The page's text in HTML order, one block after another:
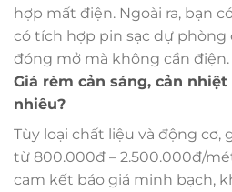
hợp mất điện. Ngoài ra, bạn
có tích hợp pin sạc dự phòng
đóng mở mà không cần điện.
Giá rèm cản sáng, cản
nhiêu?
Tùy loại chất liệu và động cơ,
từ 800.000đ – 2.500.000đ/
cam kết báo giá minh bạch,